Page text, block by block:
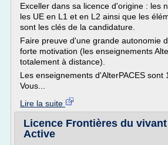
Exceller dans sa licence d'origine : les
les UE en L1 et en L2 ainsi que les
sont les clés de la candidature.
Faire preuve d'une grande autonomie
forte motivation (les enseignements
totalement à distance).
Les enseignements d'AlterPACES sont
Vous...
Lire la suite
Licence Frontières du
Active